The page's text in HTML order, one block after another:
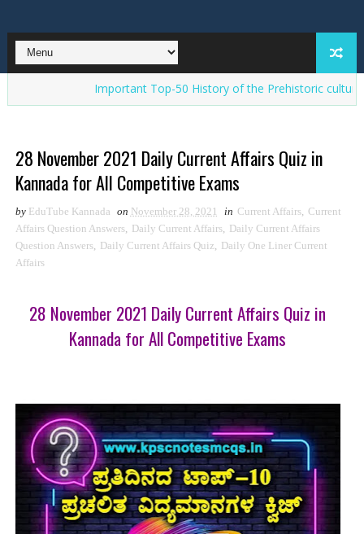
Important Top-50 History of the Prehistoric cultures in India
28 November 2021 Daily Current Affairs Quiz in
Kannada for All Competitive Exams
by EduTube Kannada on November 28, 2021 in Current Affairs, Current
Affairs Question Answers, Daily Current Affairs, Daily Current Affairs
Question Answers, Daily Current Affairs Quiz, Daily One Liner Current
Affairs
28 November 2021 Daily Current Affairs Quiz in
Kannada for All Competitive Exams